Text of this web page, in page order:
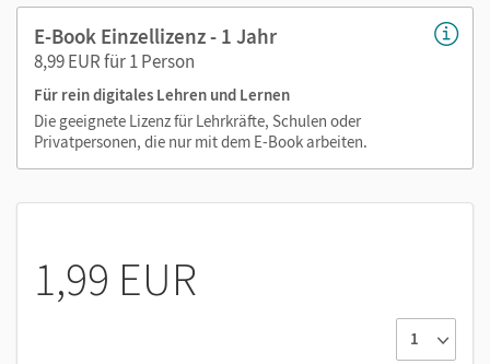
E-Book Einzellizenz - 1 Jahr
8,99 EUR für 1 Person
Für rein digitales Lehren und Lernen
Die geeignete Lizenz für Lehrkräfte, Schulen oder
Privatpersonen, die nur mit dem E-Book arbeiten.
1,99 EUR